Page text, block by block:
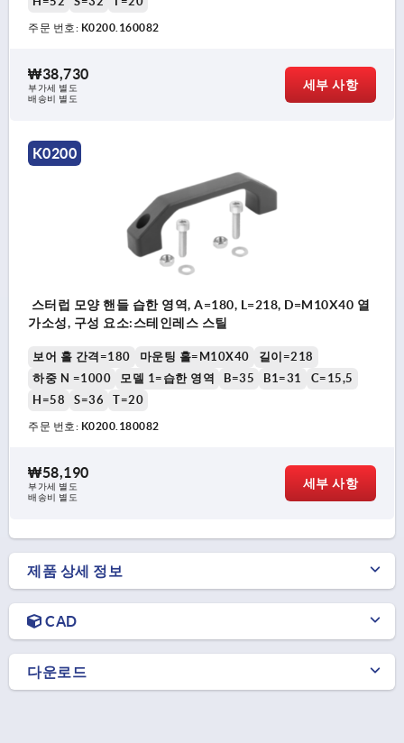
주문 번호: K0200.160082
₩38,730
부가세 별도
배송비 별도
세부 사항
K0200
스터럽 모양 핸들 습한 영역, A=180, L=218, D=M10X40 열
가소성, 구성 요소:스테인레스 스틸
보어 홀 간격=180 마운팅 홀=M10X40
길이=218
하중 N =1000
모델 1=습한 영역 B=35 B1=31
C=15,5
H=58
S=36 T=20
주문 번호: K0200.180082
₩58,190
부가세 별도
배송비 별도
세부 사항
제품 상세 정보
CAD
다운로드